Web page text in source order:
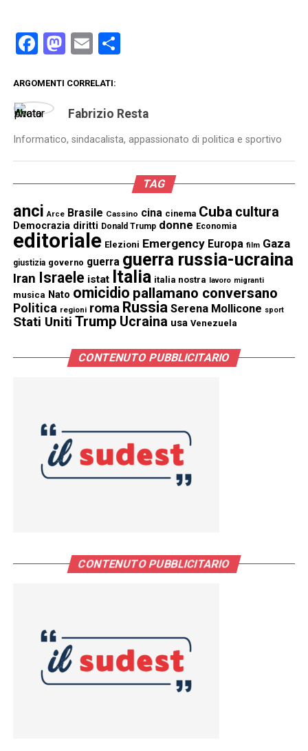
Facebook
Mastodon
EmailCondividi
ARGOMENTI CORRELATI:
Fabrizio Resta
Informatico, sindacalista, appassionato di politica e sportivo
TAG
anci Arce Brasile Cassino cina cinema Cuba cultura
Democrazia diritti Donald Trump donne Economia
editoriale Elezioni Emergency Europa film Gaza
giustizia governo guerra guerra russia-ucraina
Iran Israele istat Italia italia nostra lavoro migranti
musica Nato omicidio pallamano conversano
Politica regioni roma Russia Serena Mollicone sport
Stati Uniti Trump Ucraina usa Venezuela
CONTENUTO PUBBLICITARIO
CONTENUTO PUBBLICITARIO